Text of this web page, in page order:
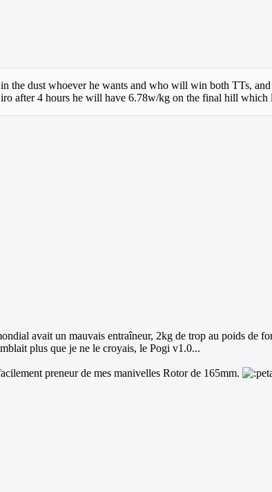
the dust whoever he wants and who will win both TTs,
after 4 hours he will have 6.78w/kg on the final hill
avait un mauvais entraîneur, 2kg de trop au poids de
plus que je ne le croyais, le Pogi v1.0...
preneur de mes manivelles Rotor de 165mm.